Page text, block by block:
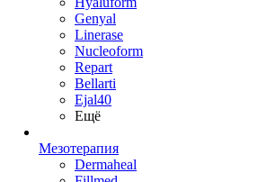
Genyal
Linerase
Nucleoform
Repart
Bellarti
Ejal40
Ещё
Мезотерапия
Dermaheal